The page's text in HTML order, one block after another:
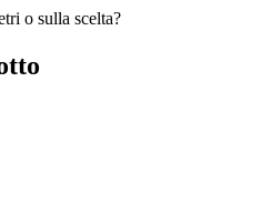
o sulla scelta?